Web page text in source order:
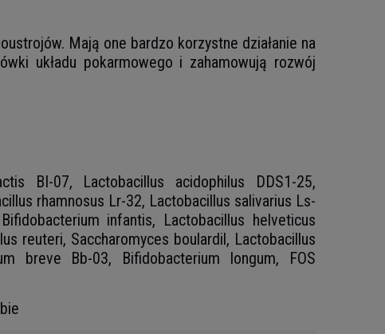
Mają one bardzo korzystne działanie na
układu pokarmowego i zahamowują rozwój
BI-07, Lactobacillus acidophilus DDS1-25,
rhamnosus Lr-32, Lactobacillus salivarius Ls-
infantis, Lactobacillus helveticus
reuteri, Saccharomyces boulardil, Lactobacillus
breve Bb-03, Bifidobacterium longum, FOS